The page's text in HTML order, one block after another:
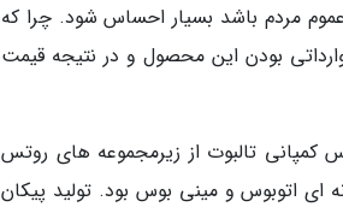
مردم باشد بسیار احساس شود. چرا که
بودن این محصول و در نتیجه قیمت
کمپانی تالبوت از زیرمجموعه های روتس
گونه ای اتوبوس و مینی بوس بود. تولید پیکان